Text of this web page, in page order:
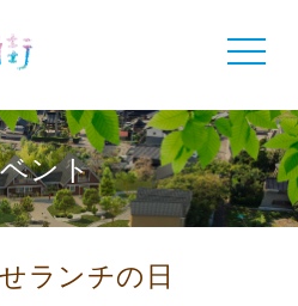
toggle
ント
ランチの日